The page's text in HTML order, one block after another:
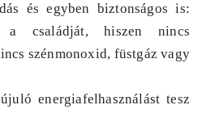
és egyben biztonságos is:
a családját, hiszen nincs
szénmonoxid, füstgáz vagy
energiafelhasználást tesz